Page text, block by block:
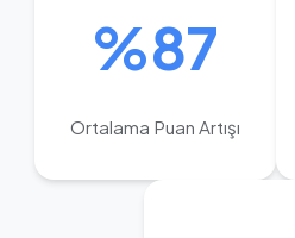
%87
Ortalama Puan Artışı